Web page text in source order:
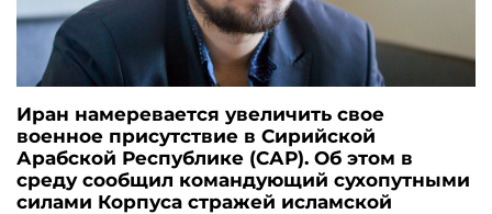
Иран намеревается увеличить свое
военное присутствие в Сирийской
Арабской Республике (САР). Об этом в
среду сообщил командующий сухопутными
силами Корпуса стражей исламской